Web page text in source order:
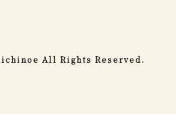
All Rights Reserved.